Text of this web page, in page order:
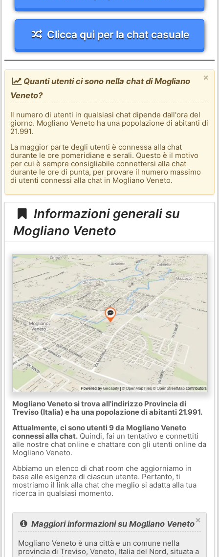
Clicca qui per la chat casuale
×
Quanti utenti ci sono nella chat di Mogliano
Veneto?
Il numero di utenti in qualsiasi chat dipende dall'ora del
giorno. Mogliano Veneto ha una popolazione di abitanti di
21.991.
La maggior parte degli utenti è connessa alla chat
durante le ore pomeridiane e serali. Questo è il motivo
per cui è sempre consigliabile connettersi alla chat
durante le ore di punta, per provare il numero massimo
di utenti connessi alla chat in Mogliano Veneto.
Informazioni generali su
Mogliano Veneto
Mogliano Veneto si trova all'indirizzo Provincia di
Treviso (Italia) e ha una popolazione di abitanti 21.991.
Attualmente, ci sono utenti 9 da Mogliano Veneto
connessi alla chat.Quindi, fai un tentativo e connettiti
alle nostre chat online e chattare con gli utenti online da
Mogliano Veneto.
Abbiamo un elenco di chat room che aggiorniamo in
base alle esigenze di ciascun utente. Pertanto, ti
mostriamo il link alla chat che meglio si adatta alla tua
ricerca in qualsiasi momento.
×
Maggiori informazioni su Mogliano Veneto
Mogliano Veneto è una città e un comune nella
provincia di Treviso, Veneto, Italia del Nord, situata a